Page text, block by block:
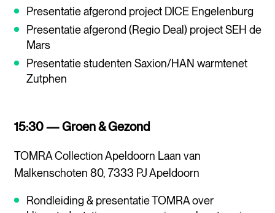
Presentatie afgerond project DICE Engelenburg
Presentatie afgerond (Regio Deal) project SEH de
Mars
Presentatie studenten Saxion/HAN warmtenet
Zutphen
15:30 — Groen & Gezond
TOMRA Collection Apeldoorn Laan van
Malkenschoten 80, 7333 PJ Apeldoorn
Rondleiding & presentatie TOMRA over